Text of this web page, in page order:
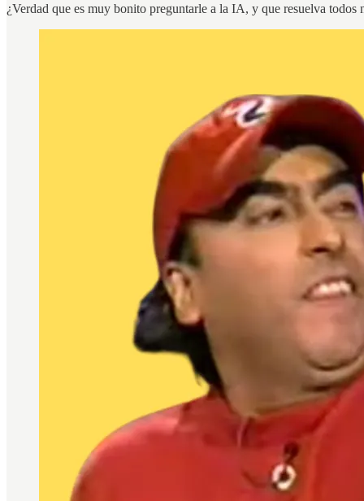
¿Verdad que es muy bonito preguntarle a la IA, y que resuelva todos